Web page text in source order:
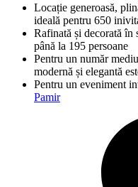
Locație generoasă,
ideală pentru 650
Rafinată și decorată în
până la 195 persoane
Pentru un număr
modernă și elegantă
Pentru un eveniment
Pamir